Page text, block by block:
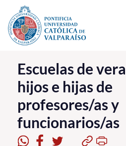
Click acá para ir directamente al
La Universidad
Investigación, Creación e
PUCV Internacional
Vinculación con el Medio
Escuelas de
hijos e hijas de
profesores/as y
funcionarios/as